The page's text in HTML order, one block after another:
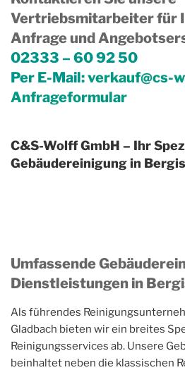
Vertriebsmitarbeiter für
Anfrage und
02333 – 60 92 50
Per E-Mail:verkauf@cs-
Anfrageformular
C&S-Wolff GmbH – Ihr
Gebäudereinigung in
Umfassende
Dienstleistungen in
Als führendes
Gladbach bieten wir ein breites
Reinigungsservices ab. Unsere
beinhaltet neben die klassischen